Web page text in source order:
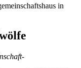
in